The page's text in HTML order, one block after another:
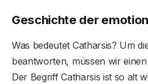
Geschichte der
Was bedeutet Catharsis? Um
beantworten, müssen wir
Der Begriff Catharsis ist so alt